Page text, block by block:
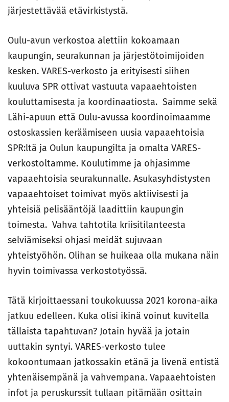
järjestettävää etävirkistystä.
Oulu-avun verkostoa alettiin kokoamaan
kaupungin, seurakunnan ja järjestötoimijoiden
kesken. VARES-verkosto ja erityisesti siihen
kuuluva SPR ottivat vastuuta vapaaehtoisten
kouluttamisesta ja koordinaatiosta. Saimme sekä
Lähi-apuun että Oulu-avussa koordinoimaamme
ostoskassien keräämiseen uusia vapaaehtoisia
SPR:ltä ja Oulun kaupungilta ja omalta VARES-
verkostoltamme. Koulutimme ja ohjasimme
vapaaehtoisia seurakunnalle. Asukasyhdistysten
vapaaehtoiset toimivat myös aktiivisesti ja
yhteisiä pelisääntöjä laadittiin kaupungin
toimesta. Vahva tahtotila kriisitilanteesta
selviämiseksi ohjasi meidät sujuvaan
yhteistyöhön. Olihan se huikeaa olla mukana näin
hyvin toimivassa verkostotyössä.
Tätä kirjoittaessani toukokuussa 2021 korona-aika
jatkuu edelleen. Kuka olisi ikinä voinut kuvitella
tällaista tapahtuvan? Jotain hyvää ja jotain
uuttakin syntyi. VARES-verkosto tulee
kokoontumaan jatkossakin etänä ja livenä entistä
yhtenäisempänä ja vahvempana. Vapaaehtoisten
infot ja peruskurssit tullaan pitämään osittain